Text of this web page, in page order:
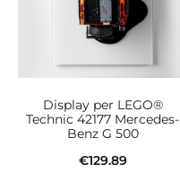
Display per LEGO®
Technic 42177 Mercedes-
Benz G 500
€129.89